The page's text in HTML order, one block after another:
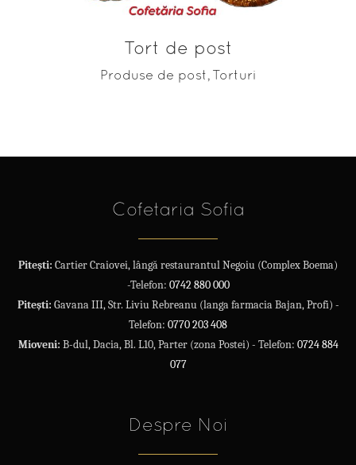
Tort de post
Produse de post, Torturi
Cofetaria Sofia
Pitești: Cartier Craiovei, lângă restaurantul Negoiu (Complex Boema)
-Telefon: 0742 880 000
Pitești: Gavana III, Str. Liviu Rebreanu (langa farmacia Bajan, Profi) -
Telefon: 0770 203 408
Mioveni: B-dul, Dacia, Bl. L10, Parter (zona Postei) - Telefon: 0724 884
077
Despre Noi